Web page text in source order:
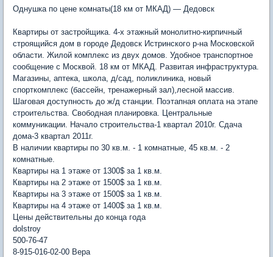
Однушка по цене комнаты(18 км от МКАД) — Дедовск
Квартиры от застройщика. 4-х этажный монолитно-кирпичный
строящийся дом в городе Дедовск Истринского р-на Московской
области. Жилой комплекс из двух домов. Удобное транспортное
сообщение с Москвой. 18 км от МКАД. Развитая инфраструктура.
Магазины, аптека, школа, д/сад, поликлиника, новый
спорткомплекс (бассейн, тренажерный зал),лесной массив.
Шаговая доступность до ж/д станции. Поэтапная оплата на этапе
строительства. Свободная планировка. Центральные
коммуникации. Начало строительства-1 квартал 2010г. Сдача
дома-3 квартал 2011г.
В наличии квартиры по 30 кв.м. - 1 комнатные, 45 кв.м. - 2
комнатные.
Квартиры на 1 этаже от 1300$ за 1 кв.м.
Квартиры на 2 этаже от 1500$ за 1 кв.м.
Квартиры на 3 этаже от 1500$ за 1 кв.м.
Квартиры на 4 этаже от 1400$ за 1 кв.м.
Цены действительны до конца года
dolstroy
500-76-47
8-915-016-02-00 Вера